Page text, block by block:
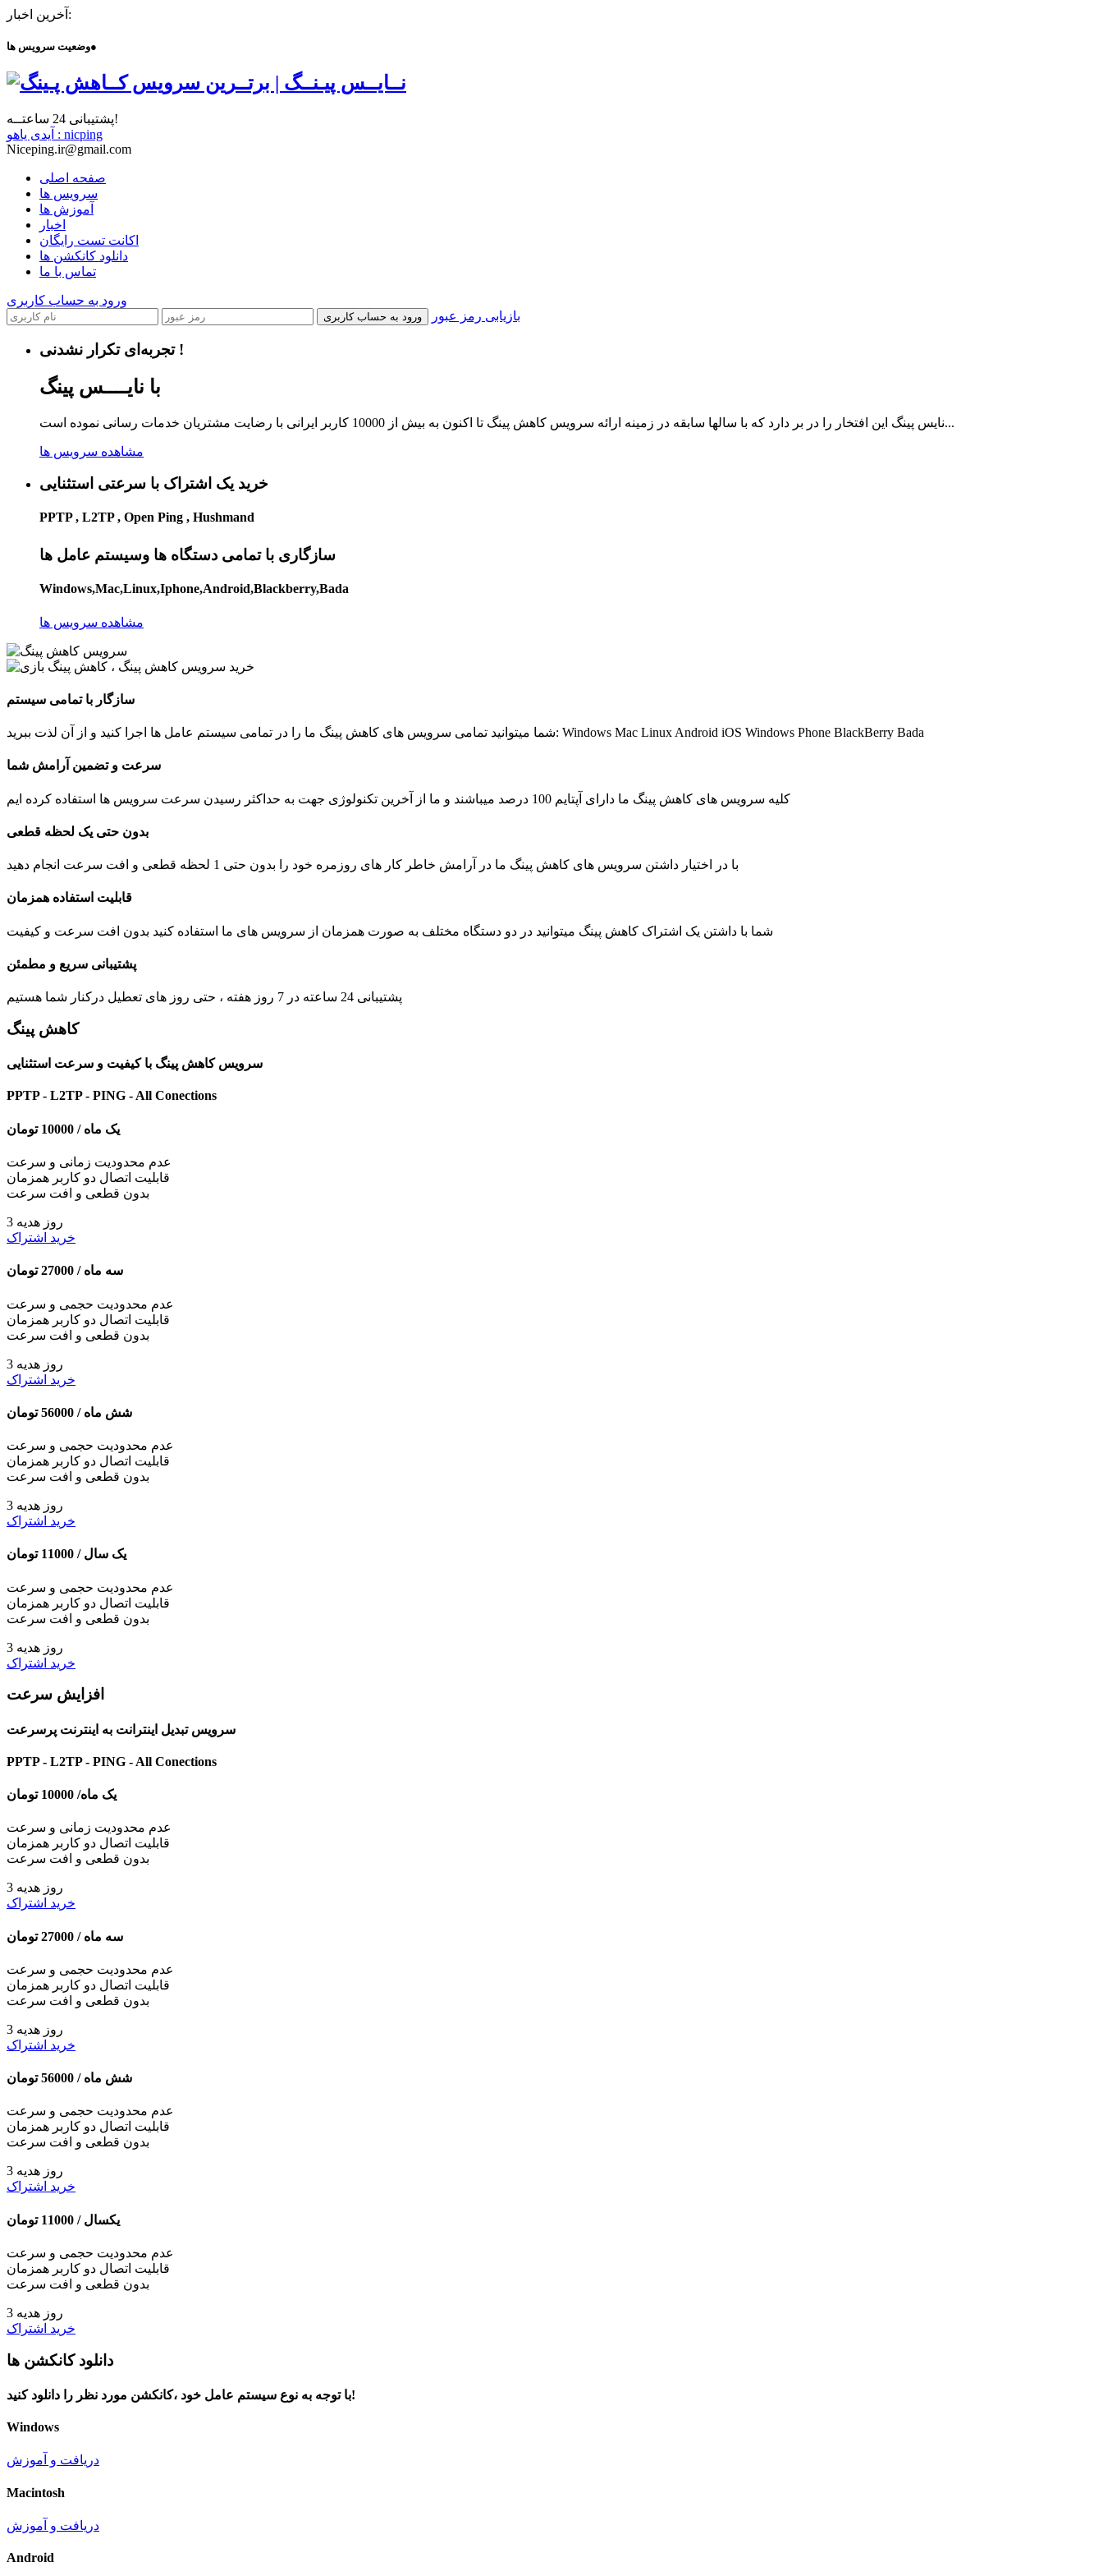
آخرین اخبار:
وضعیت سرویس ها●
پشتیبانی 24 ساعتــه!
آیدی یاهو : nicping
Niceping.ir@gmail.com
صفحه اصلی
سرویس ها
آموزش ها
اخبار
اکانت تست رایگان
دانلود کانکشن ها
تماس با ما
ورود به حساب کاربری
ورود به حساب کاربری بازیابی رمز عبور
تجربه‌ای تکرار نشدنی !
با نایــــس پینگ
نایس پینگ این افتخار را در بر دارد که با سالها سابقه در زمینه ارائه سرویس کاهش پینگ تا اکنون به بیش از 10000 کاربر ایرانی با رضایت مشتریان خدمات رسانی نموده است...
مشاهده سرویس ها
خرید یک اشتراک با سرعتی استثنایی
PPTP , L2TP , Open Ping , Hushmand
سازگاری با تمامی دستگاه ها وسیستم عامل ها
Windows,Mac,Linux,Iphone,Android,Blackberry,Bada
مشاهده سرویس ها
سازگار با تمامی سیستم
شما میتوانید تمامی سرویس های کاهش پینگ ما را در تمامی سیستم عامل ها اجرا کنید و از آن لذت ببرید: Windows Mac Linux Android iOS Windows Phone BlackBerry Bada
سرعت و تضمین آرامش شما
کلیه سرویس های کاهش پینگ ما دارای آپتایم 100 درصد میباشند و ما از آخرین تکنولوژی جهت به حداکثر رسیدن سرعت سرویس ها استفاده کرده ایم
بدون حتی یک لحظه قطعی
با در اختیار داشتن سرویس های کاهش پینگ ما در آرامش خاطر کار های روزمره خود را بدون حتی 1 لحظه قطعی و افت سرعت انجام دهید
قابلیت استفاده همزمان
شما با داشتن یک اشتراک کاهش پینگ میتوانید در دو دستگاه مختلف به صورت همزمان از سرویس های ما استفاده کنید بدون افت سرعت و کیفیت
پشتیبانی سریع و مطمئن
پشتیبانی 24 ساعته در 7 روز هفته ، حتی روز های تعطیل درکنار شما هستیم
کاهش پینگ
سرویس کاهش پینگ با کیفیت و سرعت استثنایی
PPTP - L2TP - PING - All Conections
یک ماه / 10000 تومان
عدم محدودیت زمانی و سرعت
قابلیت اتصال دو کاربر همزمان
بدون قطعی و افت سرعت
3 روز هدیه
خرید اشتراک
سه ماه / 27000 تومان
عدم محدودیت حجمی و سرعت
قابلیت اتصال دو کاربر همزمان
بدون قطعی و افت سرعت
3 روز هدیه
خرید اشتراک
شش ماه / 56000 تومان
عدم محدودیت حجمی و سرعت
قابلیت اتصال دو کاربر همزمان
بدون قطعی و افت سرعت
3 روز هدیه
خرید اشتراک
یک سال / 11000 تومان
عدم محدودیت حجمی و سرعت
قابلیت اتصال دو کاربر همزمان
بدون قطعی و افت سرعت
3 روز هدیه
خرید اشتراک
افزایش سرعت
سرویس تبدیل اینترانت به اینترنت پرسرعت
PPTP - L2TP - PING - All Conections
یک ماه/ 10000 تومان
عدم محدودیت زمانی و سرعت
قابلیت اتصال دو کاربر همزمان
بدون قطعی و افت سرعت
3 روز هدیه
خرید اشتراک
سه ماه / 27000 تومان
عدم محدودیت حجمی و سرعت
قابلیت اتصال دو کاربر همزمان
بدون قطعی و افت سرعت
3 روز هدیه
خرید اشتراک
شش ماه / 56000 تومان
عدم محدودیت حجمی و سرعت
قابلیت اتصال دو کاربر همزمان
بدون قطعی و افت سرعت
3 روز هدیه
خرید اشتراک
یکسال / 11000 تومان
عدم محدودیت حجمی و سرعت
قابلیت اتصال دو کاربر همزمان
بدون قطعی و افت سرعت
3 روز هدیه
خرید اشتراک
دانلود کانکشن ها
با توجه به نوع سیستم عامل خود ،کانکشن مورد نظر را دانلود کنید!
Windows
دریافت و آموزش
Macintosh
دریافت و آموزش
Android